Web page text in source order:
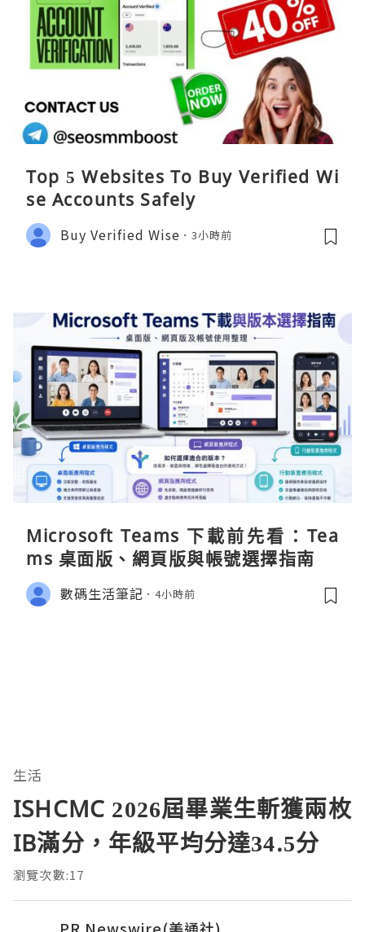
Top 5 Websites To Buy Verified Wi
se Accounts Safely
Buy Verified Wise 3小時前
Microsoft Teams 下載前先看：Tea
ms 桌面版、網頁版與帳號選擇指南
數碼生活筆記 4小時前
生活
ISHCMC 2026屆畢業生斬獲兩枚
IB滿分，年級平均分達34.5分
瀏覽次數:17
PR Newswire(美通社)